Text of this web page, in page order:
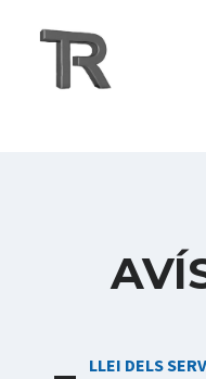
contingut
LLEI DELS